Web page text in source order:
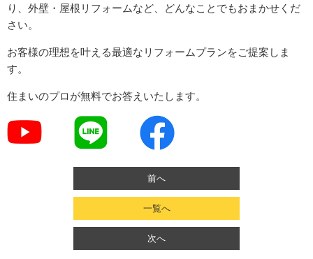
り、外壁・屋根リフォームなど、どんなことでもおまかせくだ
さい。
お客様の理想を叶える最適なリフォームプランをご提案しま
す。
住まいのプロが無料でお答えいたします。
前へ
一覧へ
次へ